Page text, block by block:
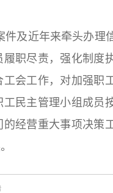
近年来牵头办理信
职尽责，强化制度
工会工作，对加强职
民主管理小组成员
经营重大事项决策